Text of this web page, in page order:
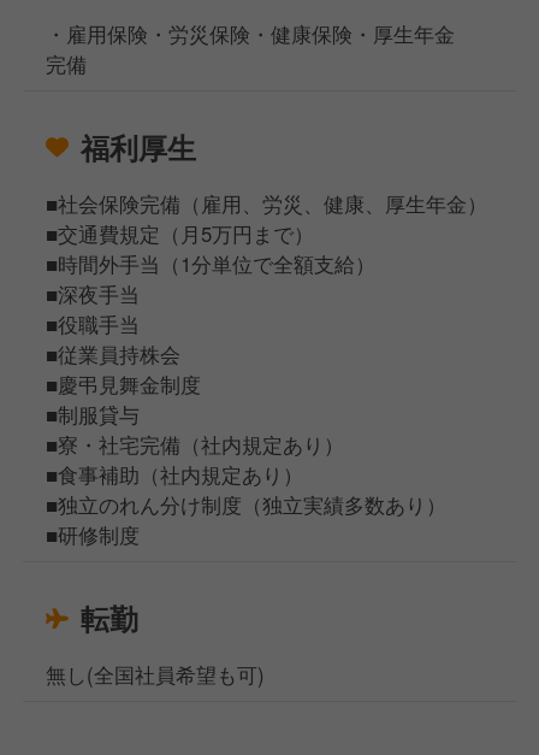
・雇用保険・労災保険・健康保険・厚生年金
完備
福利厚生
■社会保険完備（雇用、労災、健康、厚生年金）
■交通費規定（月5万円まで）
■時間外手当（1分単位で全額支給）
■深夜手当
■役職手当
■従業員持株会
■慶弔見舞金制度
■制服貸与
■寮・社宅完備（社内規定あり）
■食事補助（社内規定あり）
■独立のれん分け制度（独立実績多数あり）
■研修制度
転勤
無し(全国社員希望も可)